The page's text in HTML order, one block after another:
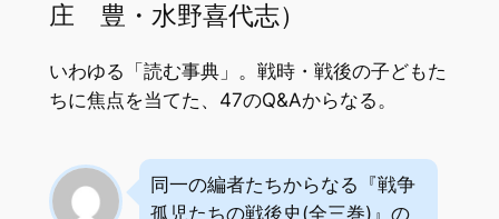
庄 豊・水野喜代志）
いわゆる「読む事典」。戦時・戦後の子どもた
ちに焦点を当てた、47のQ&Aからなる。
同一の編者たちからなる『戦争
孤児たちの戦後史(全三巻)』の